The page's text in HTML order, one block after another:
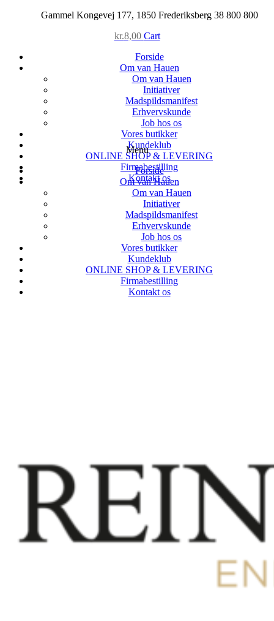
Gammel Kongevej 177, 1850 Frederiksberg 38 800 800
kr.8,00 Cart
Forside
Om van Hauen
Om van Hauen
Initiativer
Madspildsmanifest
Erhvervskunde
Job hos os
Vores butikker
Kundeklub
ONLINE SHOP & LEVERING
Firmabestilling
Kontakt os
Menu
Forside
Om van Hauen
Om van Hauen
Initiativer
Madspildsmanifest
Erhvervskunde
Job hos os
Vores butikker
Kundeklub
ONLINE SHOP & LEVERING
Firmabestilling
Kontakt os